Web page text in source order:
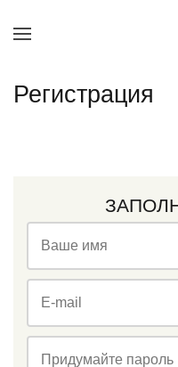
Регистрация
Ваше имя
E-mail
Придумайте пароль